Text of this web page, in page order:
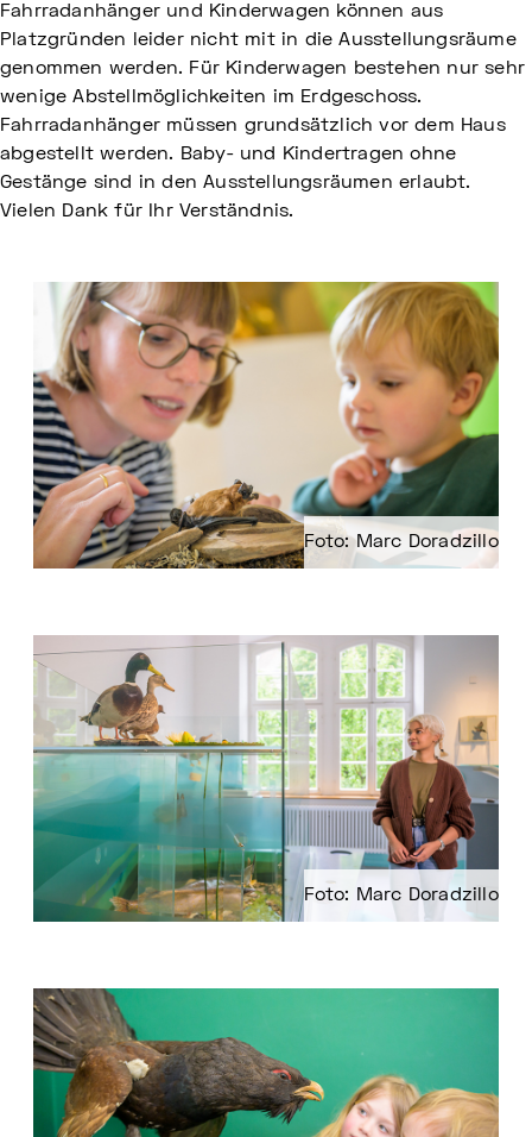
Fahrradanhänger und Kinderwagen können aus
Platzgründen leider nicht mit in die Ausstellungsräume
genommen werden. Für Kinderwagen bestehen nur sehr
wenige Abstellmöglichkeiten im Erdgeschoss.
Fahrradanhänger müssen grundsätzlich vor dem Haus
abgestellt werden. Baby- und Kindertragen ohne
Gestänge sind in den Ausstellungsräumen erlaubt.
Vielen Dank für Ihr Verständnis.
Foto: Marc Doradzillo
Foto: Marc Doradzillo